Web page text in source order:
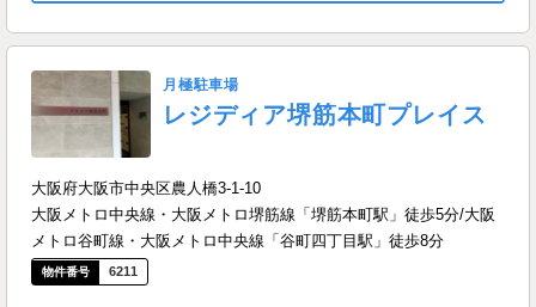
月極駐車場
レジディア堺筋本町プレイス
大阪府大阪市中央区農人橋3-1-10
大阪メトロ中央線・大阪メトロ堺筋線「堺筋本町駅」徒歩5分/大阪
メトロ谷町線・大阪メトロ中央線「谷町四丁目駅」徒歩8分
6211